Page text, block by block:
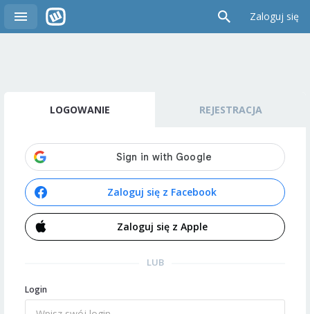
Zaloguj się
LOGOWANIE REJESTRACJA
Zaloguj się z Facebook
Zaloguj się z Apple
LUB
Login